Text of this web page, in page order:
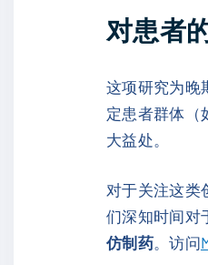
对患者
这项研究为晚
定患者群体（
大益处。
对于关注这类
们深知时间对
仿制药。访问